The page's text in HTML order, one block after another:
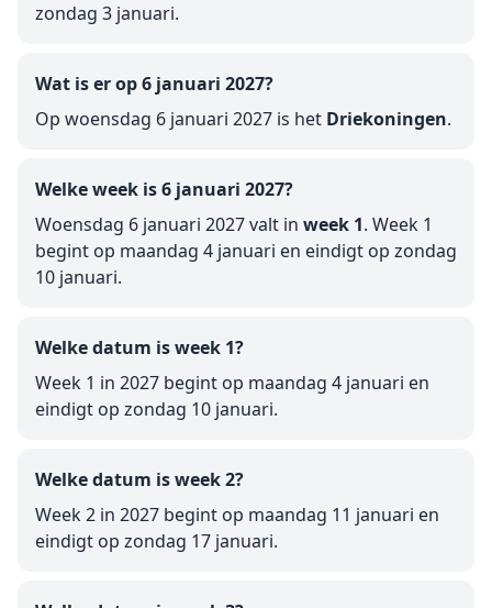
zondag 3 januari.
Wat is er op 6 januari 2027?
Op woensdag 6 januari 2027 is het Driekoningen.
Welke week is 6 januari 2027?
Woensdag 6 januari 2027 valt in week 1. Week 1
begint op maandag 4 januari en eindigt op zondag
10 januari.
Welke datum is week 1?
Week 1 in 2027 begint op maandag 4 januari en
eindigt op zondag 10 januari.
Welke datum is week 2?
Week 2 in 2027 begint op maandag 11 januari en
eindigt op zondag 17 januari.